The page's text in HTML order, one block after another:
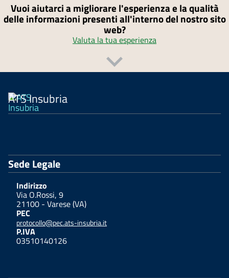
Vuoi aiutarci a migliorare l'esperienza e la qualità
delle informazioni presenti all'interno del nostro sito
web?
Valuta la tua esperienza
ATS Insubria
Sede Legale
Indirizzo
Via O.Rossi, 9
21100 - Varese (VA)
PEC
protocollo@pec.ats-insubria.it
P.IVA
03510140126